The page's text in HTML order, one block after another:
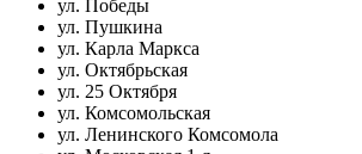
ул. Победы
ул. Пушкина
ул. Карла Маркса
ул. Октябрьская
ул. 25 Октября
ул. Комсомольская
ул. Ленинского Комсомола